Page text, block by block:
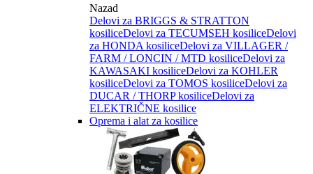
Nazad
Delovi za BRIGGS & STRATTON
kosiliceDelovi za TECUMSEH kosiliceDelovi
za HONDA kosiliceDelovi za VILLAGER /
FARM / LONCIN / MTD kosiliceDelovi za
KAWASAKI kosiliceDelovi za KOHLER
kosiliceDelovi za TOMOS kosiliceDelovi za
DUCAR / THORP kosiliceDelovi za
ELEKTRIČNE kosilice
Oprema i alat za kosilice